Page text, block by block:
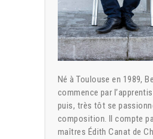
Né à Toulouse en 1989,
commence par
puis, très tôt se
composition. Il compte
maîtres Édith Canat de